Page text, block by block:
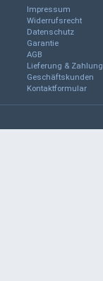
Impressum
Widerrufsrecht
Datenschutz
Garantie
AGB
Lieferung & Zahlung
Geschäftskunden
Kontaktformular